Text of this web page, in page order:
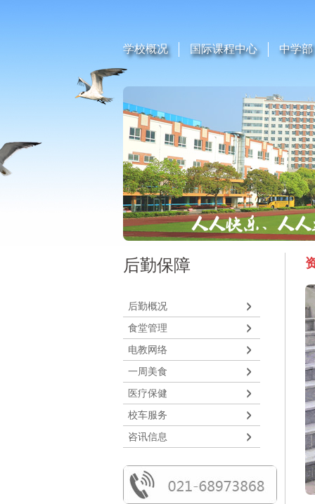
学校概况 国际课程中心 中学部
后勤保障
后勤概况
食堂管理
电教网络
一周美食
医疗保健
校车服务
咨讯信息